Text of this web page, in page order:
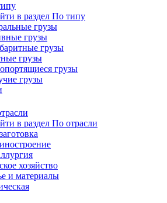
в раздел По типу
грузы
грузы
грузы
грузы
грузы
грузы
в раздел По отрасли
хозяйство
и материалы